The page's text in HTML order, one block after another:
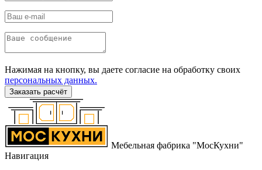
Нажимая на кнопку, вы даете согласие на обработку своих
персональных данных.
Заказать расчёт
Мебельная фабрика "МосКухни"
Навигация